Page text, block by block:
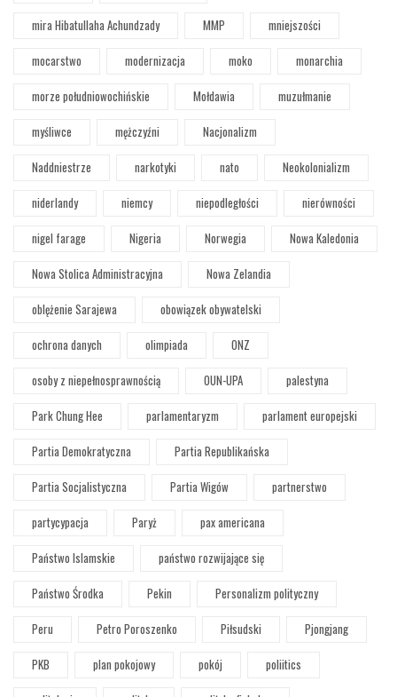
mira Hibatullaha Achundzady
MMP
mniejszości
mocarstwo
modernizacja moko
monarchia
morze południowochińskie
Mołdawia
muzułmanie
myśliwce
mężczyźni
Nacjonalizm
Naddniestrze
narkotyki nato
Neokolonializm
niderlandy
niemcy niepodległości
nierówności
nigel farage
Nigeria Norwegia
Nowa Kaledonia
Nowa Stolica Administracyjna
Nowa Zelandia
oblężenie Sarajewa
obowiązek obywatelski
ochrona danych
olimpiada
ONZ
osoby z niepełnosprawnością
OUN-UPA
palestyna
Park Chung Hee
parlamentaryzm
parlament europejski
Partia Demokratyczna
Partia Republikańska
Partia Socjalistyczna
Partia Wigów
partnerstwo
partycypacja
Paryż
pax americana
Państwo Islamskie
państwo rozwijające się
Państwo Środka
Pekin
Personalizm polityczny
Peru
Petro Poroszenko Piłsudski
Pjongjang
PKB
plan pokojowy pokój
poliitics